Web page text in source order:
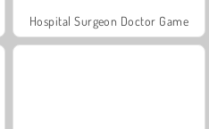
Hospital Surgeon Doctor Game